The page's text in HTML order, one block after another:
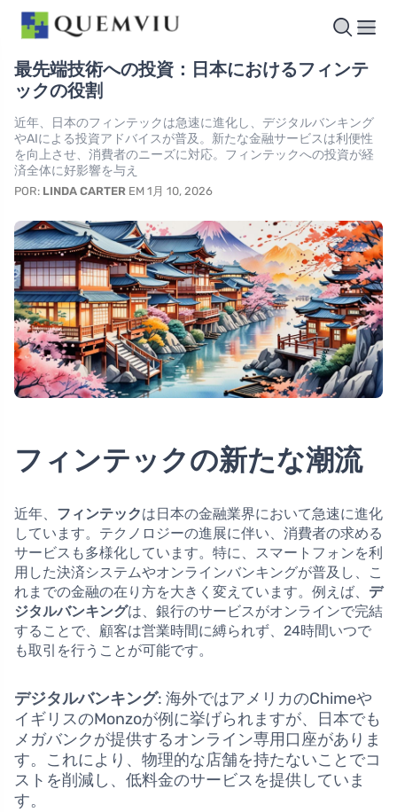
最先端技術への投資：日本におけるフィンテ
ックの役割
近年、日本のフィンテックは急速に進化し、デジタルバンキング
やAIによる投資アドバイスが普及。新たな金融サービスは利便性
を向上させ、消費者のニーズに対応。フィンテックへの投資が経
済全体に好影響を与え
POR: LINDA CARTER EM 1月 10, 2026
フィンテックの新たな潮流
近年、 フィンテックは日本の金融業界において急速に進化
しています。テクノロジーの進展に伴い、消費者の求める
サービスも多様化しています。特に、スマートフォンを利
用した決済システムやオンラインバンキングが普及し、こ
れまでの金融の在り方を大きく変えています。例えば、 デ
ジタルバンキングは、銀行のサービスがオンラインで完結
することで、顧客は営業時間に縛られず、24時間いつで
も取引を行うことが可能です。
デジタルバンキング: 海外ではアメリカのChimeや
イギリスのMonzoが例に挙げられますが、日本でも
メガバンクが提供するオンライン専用口座がありま
す。これにより、物理的な店舗を持たないことでコ
ストを削減し、低料金のサービスを提供していま
す。